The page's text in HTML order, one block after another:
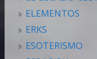
ELEMENTOS
ERKS
ESOTERISMO